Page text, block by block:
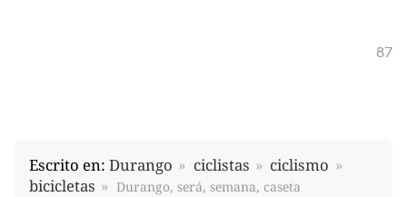
87
Escrito en: Durango ciclistas
ciclismo
bicicletas
Durango, será, semana, caseta